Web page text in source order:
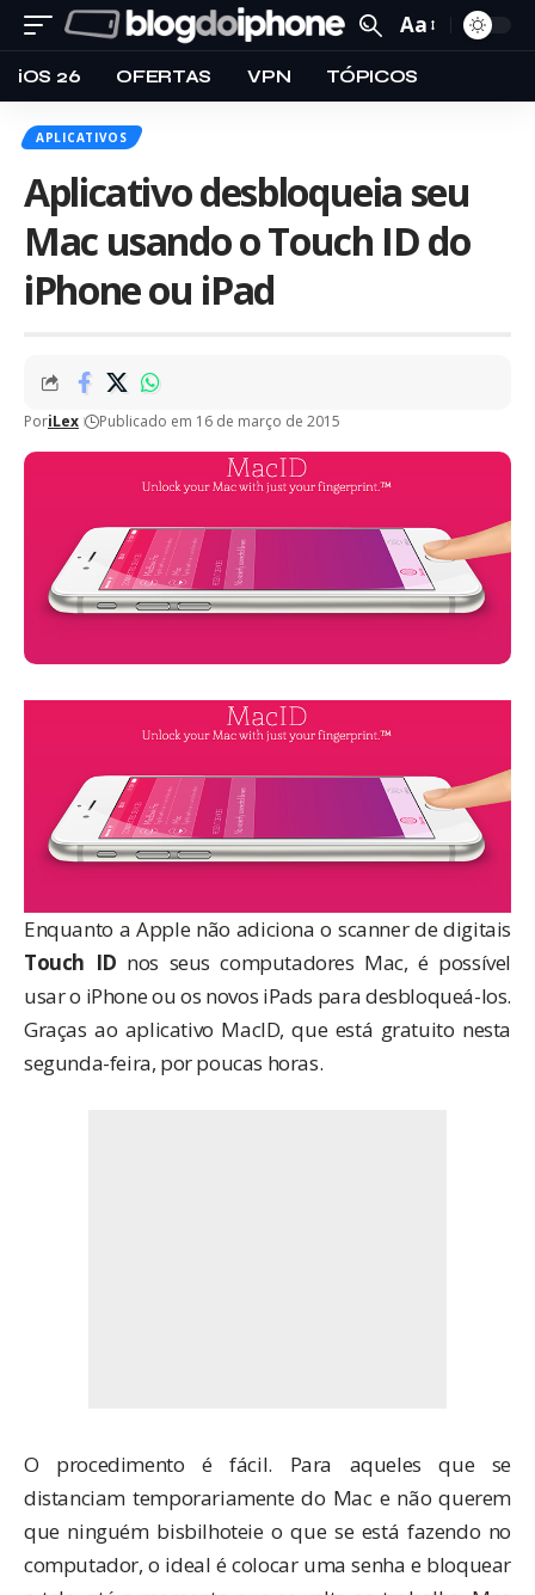
Aa
iOS 26 OFERTAS VPN TÓPICOS
APLICATIVOS
Aplicativo desbloqueia seu
Mac usando o Touch ID do
iPhone ou iPad
PoriLex Publicado em 16 de março de 2015
Enquanto a Apple não adiciona o scanner de digitais
Touch ID nos seus computadores Mac, é possível
usar o iPhone ou os novos iPads para desbloqueá-los.
Graças ao aplicativo MacID, que está gratuito nesta
segunda-feira, por poucas horas.
O procedimento é fácil. Para aqueles que se
distanciam temporariamente do Mac e não querem
que ninguém bisbilhoteie o que se está fazendo no
computador, o ideal é colocar uma senha e bloquear